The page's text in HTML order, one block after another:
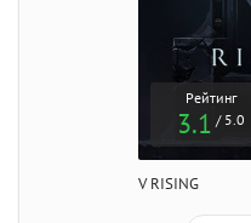
Рейтинг
3.1 / 5.0
V RISING